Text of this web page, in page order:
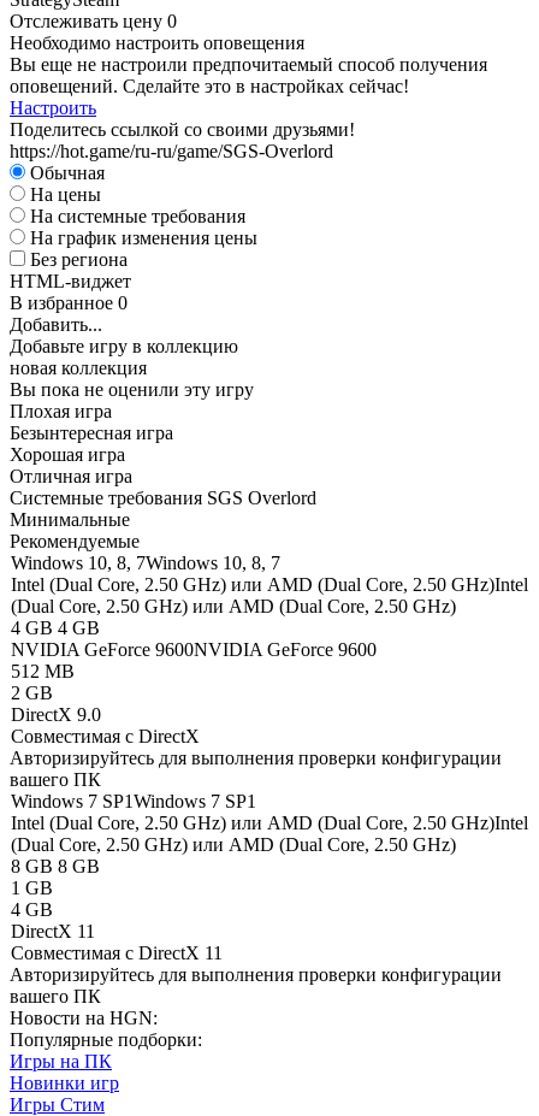
Отслеживать цену 0
Необходимо настроить оповещения
Вы еще не настроили предпочитаемый способ получения
оповещений. Сделайте это в настройках сейчас!
Настроить
Поделитесь ссылкой со своими друзьями!
https://hot.game/ru-ru/game/SGS-Overlord
Обычная
На цены
На системные требования
На график изменения цены
Без региона
HTML-виджет
В избранное 0
Добавить...
Добавьте игру в коллекцию
новая коллекция
Вы пока не оценили эту игру
Плохая игра
Безынтересная игра
Хорошая игра
Отличная игра
Системные требования SGS Overlord
Минимальные
Рекомендуемые
Windows 10, 8, 7Windows 10, 8, 7
Intel (Dual Core, 2.50 GHz) или AMD (Dual Core, 2.50 GHz)Intel
(Dual Core, 2.50 GHz) или AMD (Dual Core, 2.50 GHz)
4 GB 4 GB
NVIDIA GeForce 9600NVIDIA GeForce 9600
512 MB
2 GB
DirectX 9.0
Совместимая с DirectX
Авторизируйтесь для выполнения проверки конфигурации
вашего ПК
Windows 7 SP1Windows 7 SP1
Intel (Dual Core, 2.50 GHz) или AMD (Dual Core, 2.50 GHz)Intel
(Dual Core, 2.50 GHz) или AMD (Dual Core, 2.50 GHz)
8 GB 8 GB
1 GB
4 GB
DirectX 11
Совместимая с DirectX 11
Авторизируйтесь для выполнения проверки конфигурации
вашего ПК
Новости на HGN:
Популярные подборки:
Игры на ПК
Новинки игр
Игры Стим